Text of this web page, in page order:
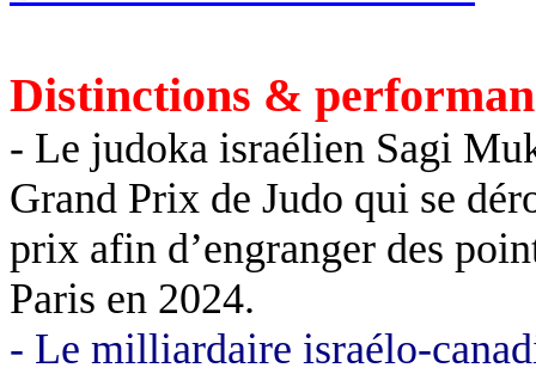
Distinctions &
- Le judoka israélien Sagi
Grand Prix de Judo qui se
prix afin d’engranger des
Paris en 2024.
- Le milliardaire israélo-